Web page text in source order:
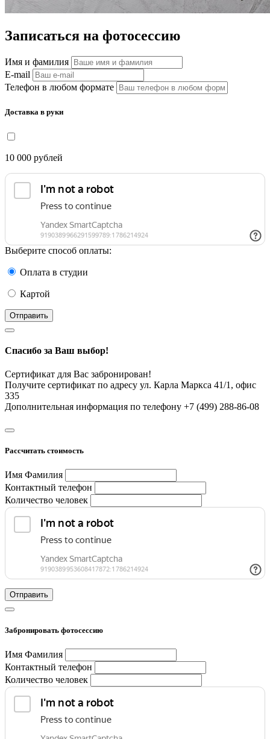
Записаться на фотосессию
Имя и фамилия
E-mail
Телефон в любом формате
Доставка в руки
10 000 рублей
Выберите способ оплаты:
Оплата в студии
Картой
Отправить
Спасибо за Ваш выбор!
Сертификат для Вас забронирован!
Получите сертификат по адресу ул. Карла Маркса 41/1, офис
335
Дополнительная информация по телефону +7 (499) 288-86-08
Рассчитать стоимость
Имя Фамилия
Контактный телефон
Количество человек
Отправить
Забронировать фотосессию
Имя Фамилия
Контактный телефон
Количество человек